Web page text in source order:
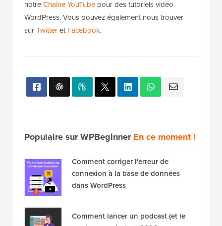
paramètres d'e-mail de votre WordPress
Méthodes éprouvées que nous utilisons chez
pour développer votre liste d'e-mails dans
WordPress
notre
Chaîne YouTubepour des tutoriels vidéo
WordPress. Vous pouvez également nous trouver
surTwitteret Facebook.